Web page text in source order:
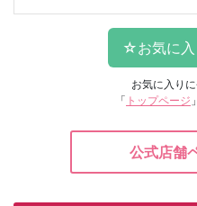
お気に入り
「 トップページ
公式店舗